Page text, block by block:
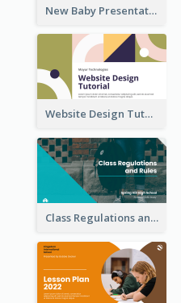
New Baby Presentation
Website Design Tutorial Presentation
Class Regulations and Rules Presentation